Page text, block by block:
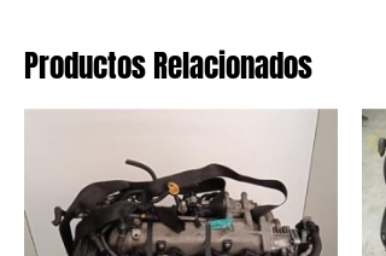
Productos Relacionados